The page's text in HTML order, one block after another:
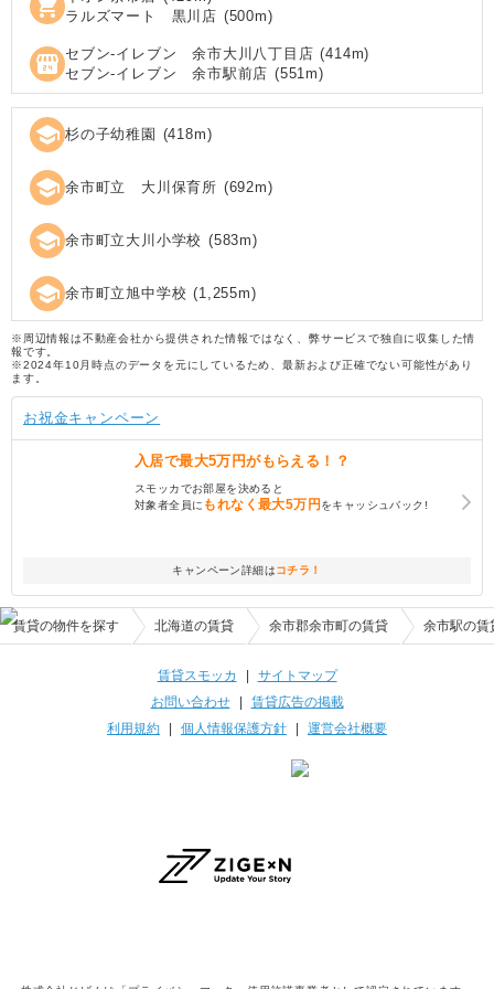
shopping_cart ラルズマート 黒川店 (500m)
local_convenience_store セブン‐イレブン 余市大川八丁目店 (414m)
セブン‐イレブン 余市駅前店 (551m)
school 杉の子幼稚園 (418m)
school 余市町立 大川保育所 (692m)
school 余市町立大川小学校 (583m)
school 余市町立旭中学校 (1,255m)
※周辺情報は不動産会社から提供された情報ではなく、弊サービスで独自に収集した情
報です。
※2024年10月時点のデータを元にしているため、最新および正確でない可能性があり
ます。
お祝金キャンペーン
入居で最大5万円がもらえる！？
スモッカでお部屋を決めると
対象者全員に もれなく最大5万円 をキャッシュバック!
キャンペーン詳細はコチラ！
賃貸の物件を探す 北海道の賃貸 余市郡余市町の賃貸 余市駅の賃
賃貸スモッカ
サイトマップ
お問い合わせ| 賃貸広告の掲載
利用規約
個人情報保護方針 運営会社概要